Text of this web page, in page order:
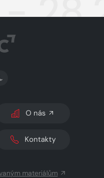
SVĚTLÝ/TMAVÝ REŽIM
O nás
Kontakty
materiálům